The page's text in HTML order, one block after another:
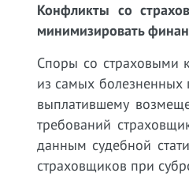
Конфликты со
минимизировать
Споры со страховыми
из самых болезненных
выплатившему
требований
данным судебной
страховщиков при